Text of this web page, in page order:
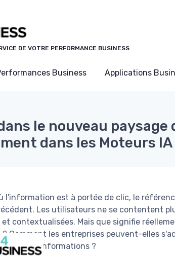
DE VOTRE PERFORMANCE BUSINESS
Business Applications
le nouveau paysage
dans les Moteurs IA
l'information est à portée de clic, le
Les utilisateurs ne se contentent
et contextualisées. Mais que signifie
Comment les entreprises peuvent-elles
océan d'informations ?